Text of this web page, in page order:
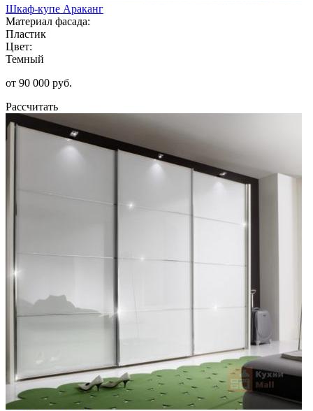
Шкаф-купе Араканг
Материал фасада:
Пластик
Цвет:
Темный
от 90 000 руб.
Рассчитать